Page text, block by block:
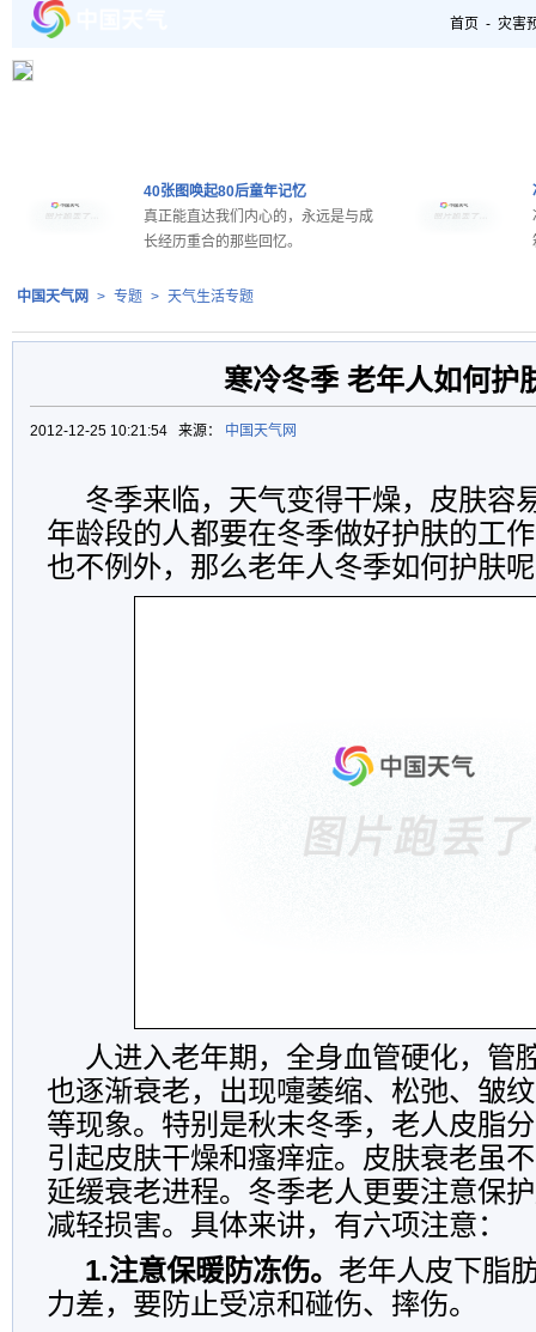
首页 - 灾害
40张图唤起80后童年记忆
真正能直达我们内心的，永远是与成
长经历重合的那些回忆。
中国天气网 > 专题 > 天气生活专题
寒冷冬季 老年人如何护
2012-12-25 10:21:54 来源： 中国天气网
冬季来临，天气变得干燥，皮肤容
年龄段的人都要在冬季做好护肤的工
也不例外，那么老年人冬季如何护肤
人进入老年期，全身血管硬化，管
也逐渐衰老，出现嚏萎缩、松弛、皱
等现象。特别是秋末冬季，老人皮脂
引起皮肤干燥和瘙痒症。皮肤衰老虽
延缓衰老进程。冬季老人更要注意保
减轻损害。具体来讲，有六项注意：
1.注意保暖防冻伤。 老年人皮下脂
力差，要防止受凉和碰伤、摔伤。